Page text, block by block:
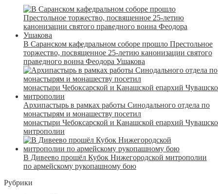
В Саранском кафедральном соборе прошло Престольное
торжество, посвященное 25-летию канонизации святого
праведного воина Феодора Ушакова
Архипастырь в рамках работы Синодального отдела по
монастырям и монашеству посетил
монастыри Чебоксарской и Канашской епархий
митрополии
В Дивеево прошёл Кубок Нижегородской митрополии
по армейскому рукопашному бою
Рубрики